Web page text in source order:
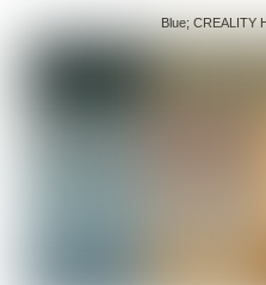
Blue; CREALITY